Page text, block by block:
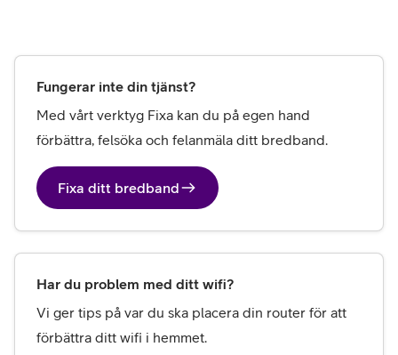
Fungerar inte din tjänst?
Med vårt verktyg Fixa kan du på egen hand
förbättra, felsöka och felanmäla ditt bredband.
Fixa ditt bredband
Har du problem med ditt wifi?
Vi ger tips på var du ska placera din router för att
förbättra ditt wifi i hemmet.